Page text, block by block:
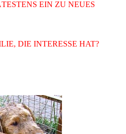
EIN ZU NEUES
DIE INTERESSE HAT?